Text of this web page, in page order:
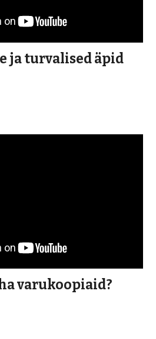
ja turvalised äpid
varukoopiaid?